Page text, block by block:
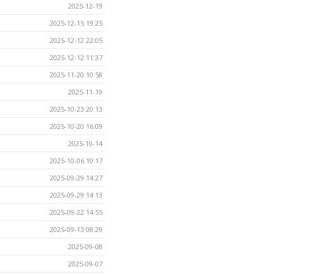
2025-12-19
2025-12-15 19:25
2025-12-12 22:05
2025-12-12 11:37
2025-11-20 10:58
2025-11-19
2025-10-23 20:13
2025-10-20 16:09
2025-10-14
2025-10-06 10:17
2025-09-29 14:27
2025-09-29 14:13
2025-09-22 14:55
2025-09-13 08:29
2025-09-08
2025-09-07